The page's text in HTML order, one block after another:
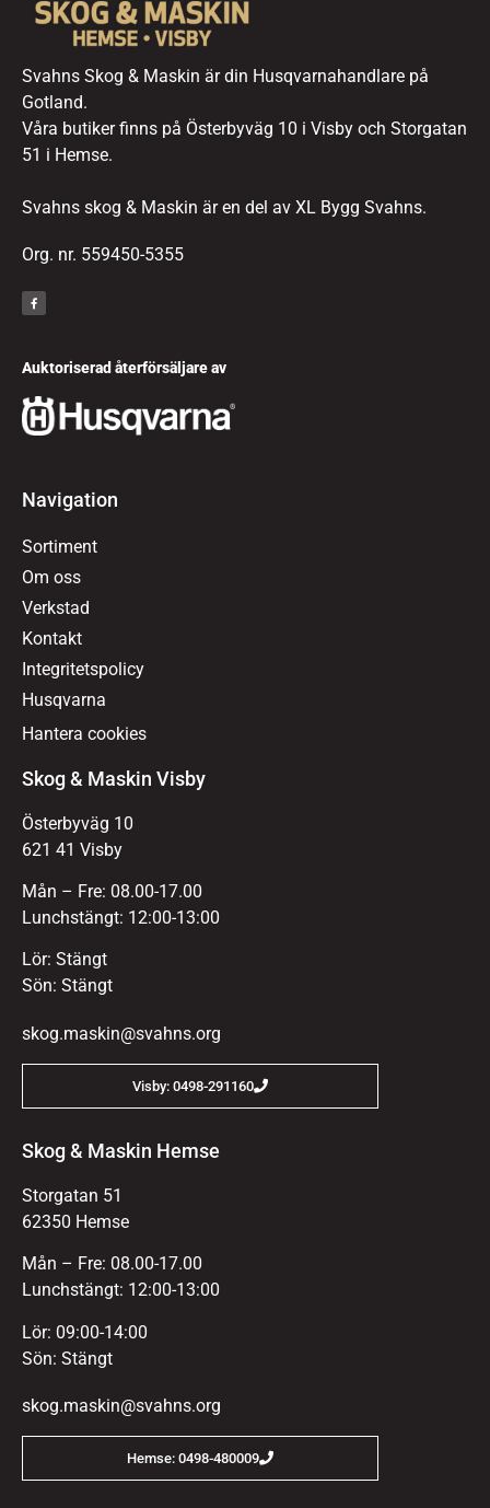
Svahns Skog & Maskin är din Husqvarnahandlare på
Gotland.
Våra butiker finns på Österbyväg 10 i Visby och Storgatan
51 i Hemse.
Svahns skog & Maskin är en del av XL Bygg Svahns.
Org. nr. 559450-5355
Auktoriserad återförsäljare av
Navigation
Sortiment
Om oss
Verkstad
Kontakt
Integritetspolicy
Husqvarna
Hantera cookies
Skog & Maskin Visby
Österbyväg 10
621 41 Visby
Mån – Fre: 08.00-17.00
Lunchstängt: 12:00-13:00
Lör: Stängt
Sön: Stängt
skog.maskin@svahns.org
Visby: 0498-291160
Skog & Maskin Hemse
Storgatan 51
62350 Hemse
Mån – Fre: 08.00-17.00
Lunchstängt: 12:00-13:00
Lör: 09:00-14:00
Sön: Stängt
skog.maskin@svahns.org
Hemse: 0498-480009